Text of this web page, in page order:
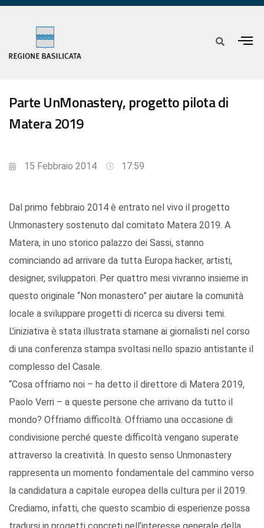
Parte UnMonastery, progetto pilota di
Matera 2019
15 Febbraio 2014 17:59
Dal primo febbraio 2014 è entrato nel vivo il progetto
Unmonastery sostenuto dal comitato Matera 2019. A
Matera, in uno storico palazzo dei Sassi, stanno
cominciando ad arrivare da tutta Europa hacker, artisti,
designer, sviluppatori. Per quattro mesi vivranno insieme in
questo originale “Non monastero” per aiutare la comunità
locale a sviluppare progetti di ricerca su diversi temi.
L’iniziativa è stata illustrata stamane ai giornalisti nel corso
di una conferenza stampa svoltasi nello spazio antistante il
complesso del Casale.
“Cosa offriamo noi – ha detto il direttore di Matera 2019,
Paolo Verri – a queste persone che arrivano da tutto il
mondo? Offriamo difficoltà. Offriamo una occasione di
condivisione perché queste difficoltà vengano superate
attraverso la creatività. In questo senso Unmonastery
rappresenta un momento fondamentale del cammino verso
la candidatura a capitale europea della cultura per il 2019.
Crediamo, infatti, che questo scambio di esperienze possa